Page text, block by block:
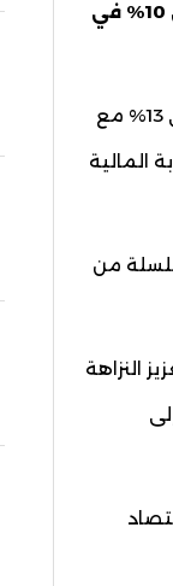
في البلاد شهدت نموا ملحوظا، حيث ارتفعت من 8% من الناتج المحلي الخام نهاية 2023 إلى 10% في
وتوقع زوهار، خلال لقاء مع الصحفيين أمس الثلاثاء، أن تواصل هذه الاستثمارات تصاعدها لتصل إلى 13% مع
المالية
من
النزاهة